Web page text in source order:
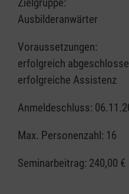
Ausbilderanwärter
Voraussetzungen:
erfolgreich
erfolgreiche Assistenz
Anmeldeschluss:
Max. Personenzahl: 16
Seminarbeitrag: 240,00 €